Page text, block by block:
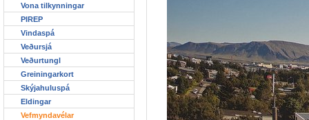
Vona tilkynningar
PIREP
Vindaspá
Veðursjá
Veðurtungl
Greiningarkort
Skýjahuluspá
Eldingar
Vefmyndavélar